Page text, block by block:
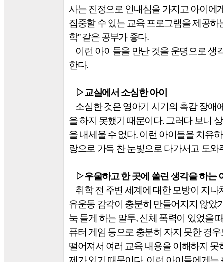
사는 진정으로 인내심을 가지고 아이에
집중할 수 있는 교육 프로그램을 제공하
학”같은 공부가 좋다.
이런 아이들을 만난 것을 운명으로 생
한다.
▷교실에서 소심한 아이
소심한 것은 영아기 시기의 촉감 장애
을 하지 못했기 때문이다. 그러다 보니
을 내세울 수 없다.이런 아이들을 치유
랑으로 가득 찬 눈빛으로 다가서고 도와
▷우울하고 한 곳에 쏠린 생각을 하는
취학 전 주변 세계에 대한 모방이 지
유운동 감각이 충분히 만들어지지 않았
눅 들게 하는 말투,신체 폭력이 있었을
퓨터 게임 등으로 충분히 자지 못한 경
떨어져서 여러 교육 내용을 이해하지
제가 있기 때문이다.이런 아이들에게는